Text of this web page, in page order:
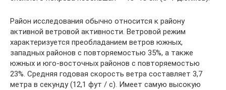
Район исследования обычно относится к району
активной ветровой активности. Ветровой режим
характеризуется преобладанием ветров южных,
западных районов с повторяемостью 35%, а также
южных и юго-восточных районов с повторяемостью
23%. Средняя годовая скорость ветра составляет 3,7
метра в секунду (12,1 фут / с). Имеет самую высокую